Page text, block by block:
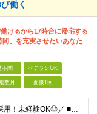
働く
けるから17時台に帰宅する
」を充実させたいあなた
不問 ベテランOK
数月 面接1回
＼職歴不問！人柄重視の採用！未経験OK◎／ ■学歴不問 ■普通自動車運転免許を取得後1年以上の方（AT限定可） ※一部勤務地で「2017年3月12日以降の取得者は要準中型免許」 ■44歳以下(※例外